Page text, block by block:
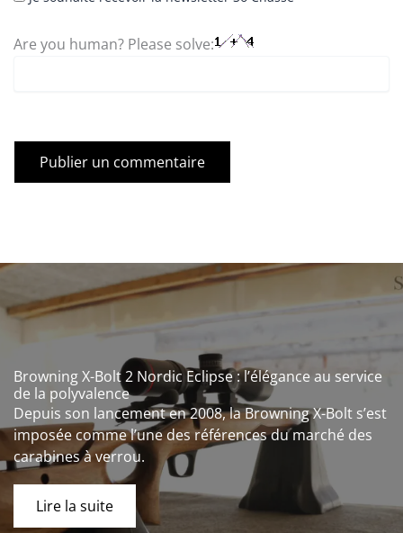
Are you human? Please solve:
Browning X-Bolt 2 Nordic Eclipse : l’élégance au service
de la polyvalence
Depuis son lancement en 2008, la Browning X-Bolt s’est
imposée comme l’une des références du marché des
carabines à verrou.
Lire la suite